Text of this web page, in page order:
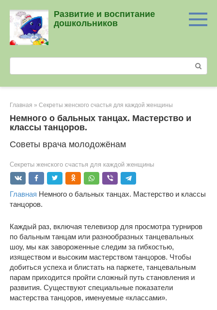
контенту
Развитие и воспитание
дошкольников
Главная » Секреты женского счастья для каждой женщины
Немного о бальных танцах. Мастерство и
классы танцоров.
Советы врача молодожёнам
Секреты женского счастья для каждой женщины
Главная Немного о бальных танцах. Мастерство и классы
танцоров.
Каждый раз, включая телевизор для просмотра турниров
по бальным танцам или разнообразных танцевальных
шоу, мы как завороженные следим за гибкостью,
изяществом и высоким мастерством танцоров. Чтобы
добиться успеха и блистать на паркете, танцевальным
парам приходится пройти сложный путь становления и
развития. Существуют специальные показатели
мастерства танцоров, именуемые «классами».